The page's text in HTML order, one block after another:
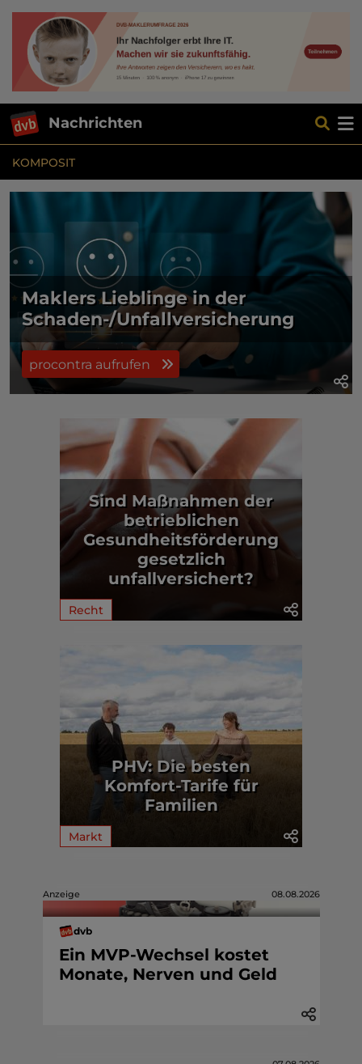
Nachrichten
KOMPOSIT
Maklers Lieblinge in der
Schaden-/Unfallversicherung
procontra aufrufen
Sind Maßnahmen der
betrieblichen
Gesundheitsförderung
gesetzlich
unfallversichert?
Recht
PHV: Die besten
Komfort-Tarife für
Familien
Markt
Anzeige 08.08.2026
dvb
Ein MVP-Wechsel kostet
Monate, Nerven und Geld